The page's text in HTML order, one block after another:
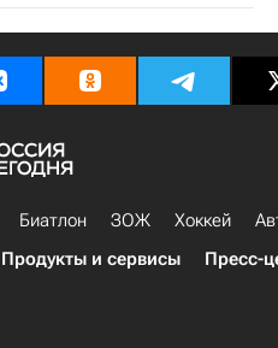
Биатлон ЗОЖ Хоккей
Продукты и сервисы Пресс-